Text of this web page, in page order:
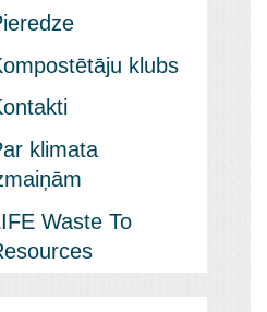
klubs
klimata
Waste To